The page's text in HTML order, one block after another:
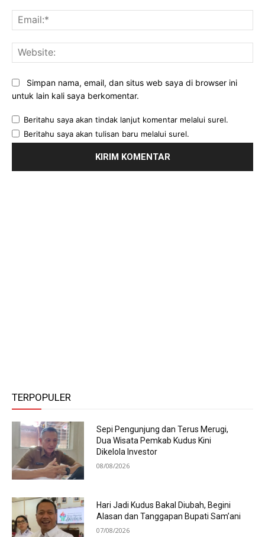
Simpan nama, email, dan situs web saya di browser ini
untuk lain kali saya berkomentar.
Beritahu saya akan tindak lanjut komentar melalui surel.
Beritahu saya akan tulisan baru melalui surel.
TERPOPULER
Sepi Pengunjung dan Terus Merugi,
Dua Wisata Pemkab Kudus Kini
Dikelola Investor
08/08/2026
Hari Jadi Kudus Bakal Diubah, Begini
Alasan dan Tanggapan Bupati Sam’ani
07/08/2026